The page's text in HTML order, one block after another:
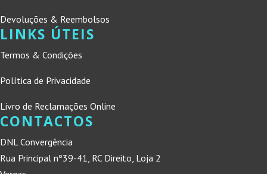
Devoluções & Reembolsos
LINKS ÚTEIS
Termos & Condições
Política de Privacidade
Livro de Reclamações Online
CONTACTOS
DNL Convergência
Rua Principal nº39-41, RC Direito, Loja 2